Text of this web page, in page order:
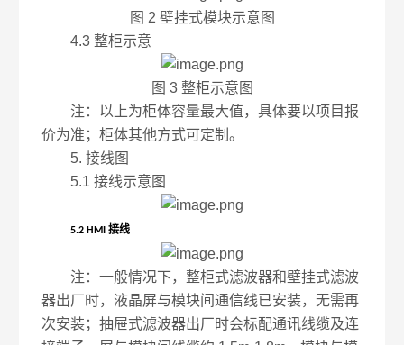
图 2 壁挂式模块示意图
4.3 整柜示意
图 3 整柜示意图
注：以上为柜体容量最大值，具体要以项目报
价为准；柜体其他方式可定制。
5. 接线图
5.1 接线示意图
5.2 HMI接线
注：一般情况下，整柜式滤波器和壁挂式滤波
器出厂时，液晶屏与模块间通信线已安装，无需再
次安装；抽屉式滤波器出厂时会标配通讯线缆及连